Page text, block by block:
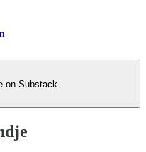
on Substack